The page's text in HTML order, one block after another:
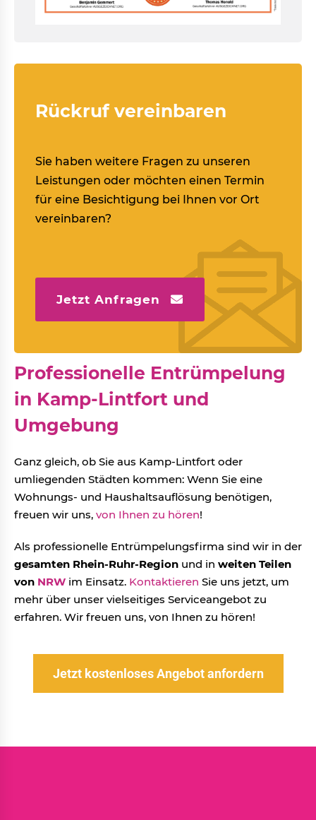
Rückruf vereinbaren
Sie haben weitere Fragen zu unseren
Leistungen oder möchten einen Termin
für eine Besichtigung bei Ihnen vor Ort
vereinbaren?
Jetzt Anfragen
Professionelle Entrümpelung
in Kamp-Lintfort und
Umgebung
Ganz gleich, ob Sie aus Kamp-Lintfort oder
umliegenden Städten kommen: Wenn Sie eine
Wohnungs- und Haushaltsauflösung benötigen,
freuen wir uns, von Ihnen zu hören!
Als professionelle Entrümpelungsfirma sind wir in der
gesamten Rhein-Ruhr-Region und in weiten Teilen
von NRW im Einsatz. Kontaktieren Sie uns jetzt, um
mehr über unser vielseitiges Serviceangebot zu
erfahren. Wir freuen uns, von Ihnen zu hören!
Jetzt kostenloses Angebot anfordern